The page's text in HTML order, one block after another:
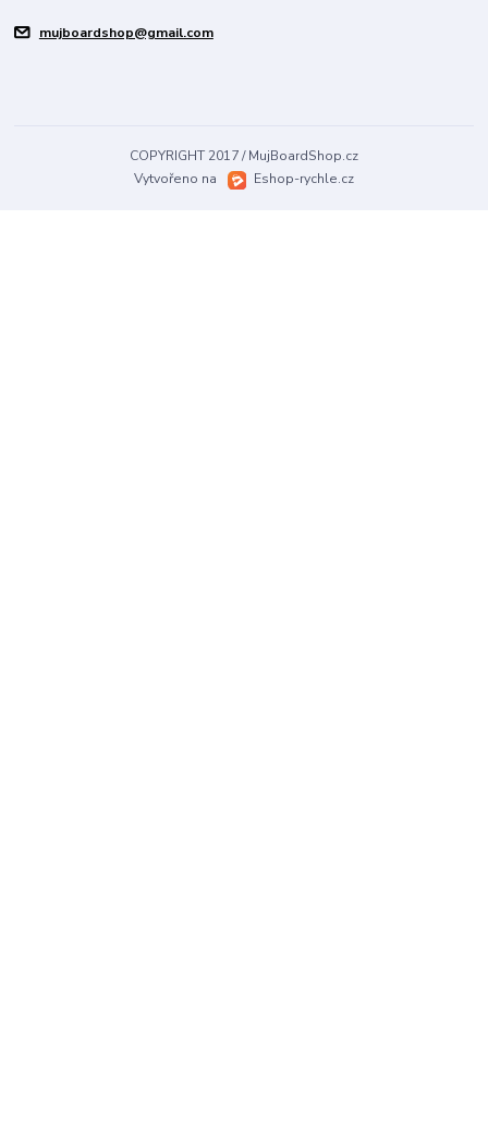
mujboardshop@gmail.com
COPYRIGHT 2017 / MujBoardShop.cz
Vytvořeno na
Eshop-rychle.cz